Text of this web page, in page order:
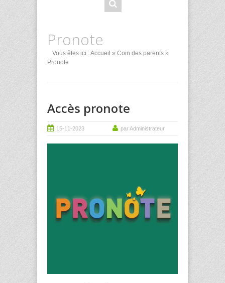
Pronote
Vous êtes ici :Accueil » Coin des parents »
Pronote
Accès pronote
15-11-2023 par Administrateur